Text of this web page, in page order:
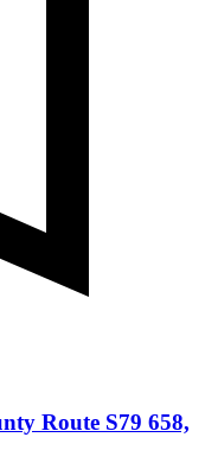
Route S79 658,